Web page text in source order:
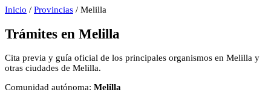
Inicio / Provincias / Melilla
Trámites en Melilla
Cita previa y guía oficial de los principales organismos en Melilla y
otras ciudades de Melilla.
Comunidad autónoma: Melilla